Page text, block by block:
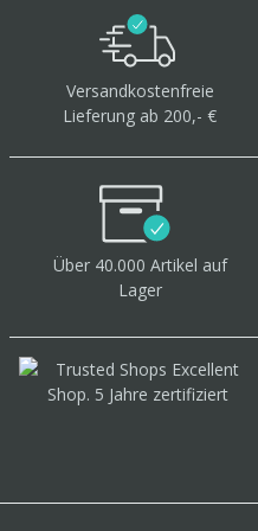
Versandkostenfreie
Lieferung ab 200,- €
Über 40.000 Artikel auf
Lager